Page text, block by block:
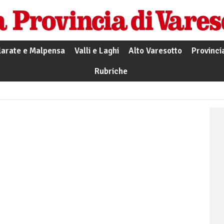
e Malpensa Valli e Laghi Alto Varesotto
Rubriche